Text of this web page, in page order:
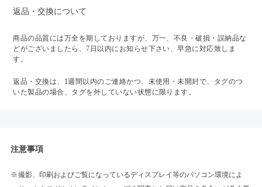
返品・交換について
商品の品質には万全を期しておりますが、万一、不良・破損・誤納品な
どがございましたら、7日以内にお知らせ下さい、早急に対応致しま
す。
返品・交換は、1週間以内のご連絡かつ、未使用・未開封で、タグのつ
いた製品の場合、タグを外していない状態に限ります。
注意事項
撮影、印刷およびご覧になっているディスプレイ等のパソコン環境によ